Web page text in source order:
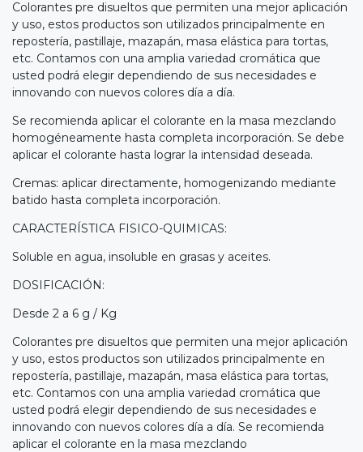
Colorantes pre disueltos que permiten una mejor aplicación
y uso, estos productos son utilizados principalmente en
repostería, pastillaje, mazapán, masa elástica para tortas,
etc. Contamos con una amplia variedad cromática que
usted podrá elegir dependiendo de sus necesidades e
innovando con nuevos colores día a día.
Se recomienda aplicar el colorante en la masa mezclando
homogéneamente hasta completa incorporación. Se debe
aplicar el colorante hasta lograr la intensidad deseada.
Cremas: aplicar directamente, homogenizando mediante
batido hasta completa incorporación.
CARACTERÍSTICA FISICO-QUIMICAS:
Soluble en agua, insoluble en grasas y aceites.
DOSIFICACIÓN:
Desde 2 a 6 g / Kg
Colorantes pre disueltos que permiten una mejor aplicación
y uso, estos productos son utilizados principalmente en
repostería, pastillaje, mazapán, masa elástica para tortas,
etc. Contamos con una amplia variedad cromática que
usted podrá elegir dependiendo de sus necesidades e
innovando con nuevos colores día a día. Se recomienda
aplicar el colorante en la masa mezclando